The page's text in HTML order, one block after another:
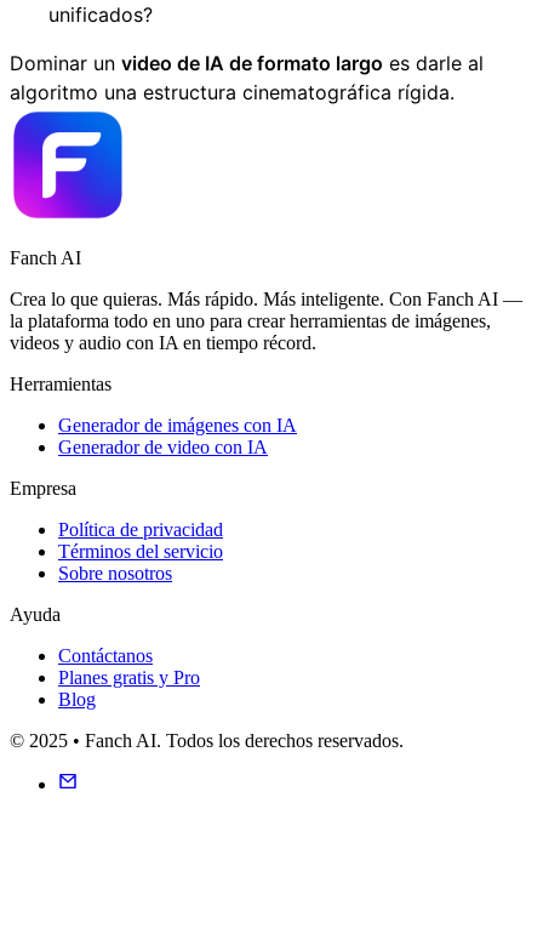
unificados?
Dominar un video de IA de formato largo es darle al
algoritmo una estructura cinematográfica rígida.
Fanch AI
Crea lo que quieras. Más rápido. Más inteligente. Con Fanch AI —
la plataforma todo en uno para crear herramientas de imágenes,
videos y audio con IA en tiempo récord.
Herramientas
Generador de imágenes con IA
Generador de video con IA
Empresa
Política de privacidad
Términos del servicio
Sobre nosotros
Ayuda
Contáctanos
Planes gratis y Pro
Blog
© 2025 • Fanch AI. Todos los derechos reservados.